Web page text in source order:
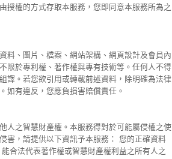
授權的方式存取本服務，您即同意本服務所為之
料、圖片、檔案、網站架構、網頁設計及會員內
限於專利權、著作權與專有技術等。任何人不得
譯。若您欲引用或轉載前述資料，除明確為法律
如有違反，您應負損害賠償責任。
人之智慧財產權。本服務得對於可能屬侵權之使
害，請提供以下資訊予本服務： 您的正確資料
合法代表著作權或智慧財產權利益之所有人之